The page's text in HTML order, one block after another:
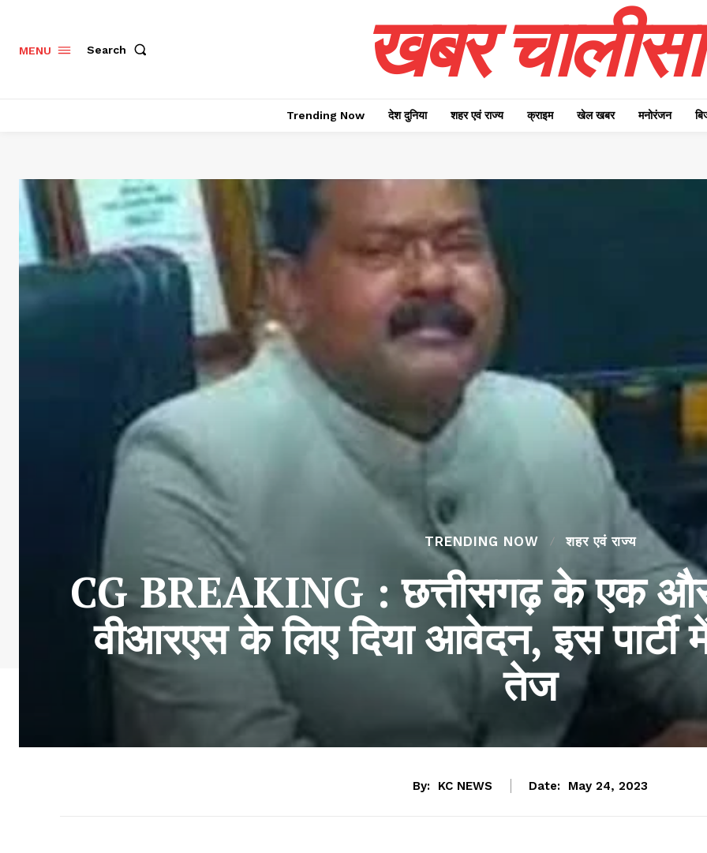
MENU Search खबर चालीसा
Trending Now देश दुनिया शहर एवं राज्य क्राइम खेल खबर मनोरंजन
TRENDING NOW शहर एवं राज्य
CG BREAKING : छत्तीसगढ़ के एक
वीआरएस के लिए दिया आवेदन, इस
तेज
By: KC NEWS Date: May 24, 2023